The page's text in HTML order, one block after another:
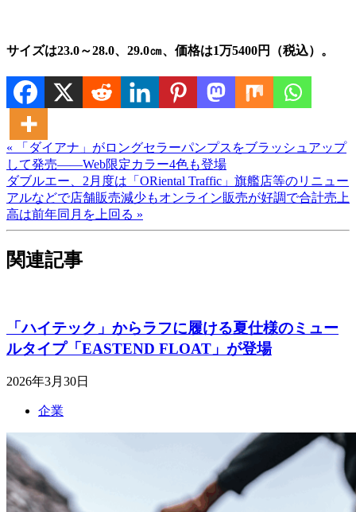
サイズは23.0～28.0、29.0㎝、価格は1万5400円（税込）。
« 「ダイアナ」がロングセラーパンプスをブラッシュアップ
して発売――Web限定カラー4色も登場
ダブルエー、2月度は「ORiental Traffic」旗艦店等のリニュー
アルなどで店舗販売減少もオンライン販売が好調で合計売上
高は前年同月を上回る »
関連記事
「ハイテック」からラフに履ける夏仕様のミュー
ルタイプ「EASTEND FLOAT」が登場
2026年3月30日
企業